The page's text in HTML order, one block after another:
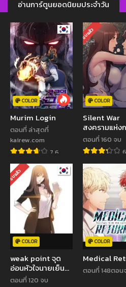
อ่านการ์ตูนยอดนิยมประจำวัน
COLOR
Murim Login
ตอนที่ ล่าสุดที่
kairew.com
7.6
จบแล้ว
COLOR
Silent War
สงครามแห่ง
ราคะ
ตอนที่ 160 จบ
จบแล้ว
COLOR
weak point จุด
อ่อนหัวใจนายเย็น
ชา
ตอนที่ 120 จบ
COLOR
Medical
ตอนที่ 148ตอน